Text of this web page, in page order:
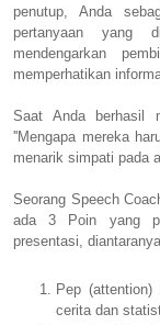
penutup, Anda
pertanyaan yang
mendengarkan
memperhatikan
Saat Anda berhasil
''Mengapa mereka
menarik simpati pada
Seorang Speech
ada 3 Poin yang
presentasi,
Pep (attention)
cerita dan